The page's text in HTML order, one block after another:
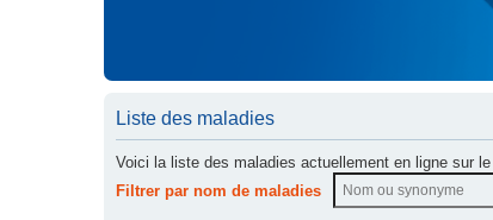
Liste des maladies
Voici la liste des maladies actuellement en ligne sur
Filtrer par nom de maladies